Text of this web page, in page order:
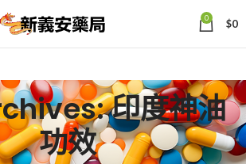
0 $0
印度神油
功效